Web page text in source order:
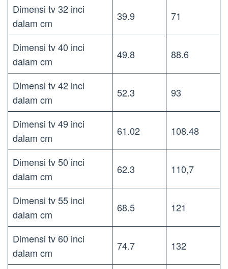
Dimensi tv 32 inci
dalam cm
39.9 71
Dimensi tv 40 inci
dalam cm
49.8 88.6
Dimensi tv 42 inci
dalam cm
52.3 93
Dimensi tv 49 inci
dalam cm
61.02 108.48
Dimensi tv 50 inci
dalam cm
62.3 110,7
Dimensi tv 55 inci
dalam cm
68.5 121
Dimensi tv 60 inci
dalam cm
74.7 132